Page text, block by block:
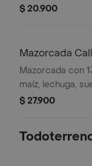
picada, salsa
$ 20.900
Mazorcada
Mazorcada con
maíz, lechuga,
costeño, salsa
$ 27.900